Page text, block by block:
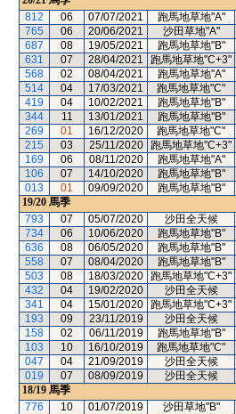
812
06 07/07/2021 跑馬地草地"A"
765
06 20/06/2021 沙田草地"A"
687
08 19/05/2021 跑馬地草地"B"
631
07 28/04/2021 跑馬地草地"C+3"
568
02 08/04/2021 跑馬地草地"A"
514
04 17/03/2021 跑馬地草地"C"
419
04 10/02/2021 跑馬地草地"B"
344
11 13/01/2021 跑馬地草地"B"
269
01 16/12/2020 跑馬地草地"C"
215
03 25/11/2020 跑馬地草地"C+3"
169
06 08/11/2020 跑馬地草地"A"
106
07 14/10/2020 跑馬地草地"B"
013
01 09/09/2020 跑馬地草地"B"
19/20 馬季
793
07 05/07/2020 沙田全天候
734
06 10/06/2020 跑馬地草地"B"
636
08 06/05/2020 跑馬地草地"B"
558
07 08/04/2020 跑馬地草地"B"
503
08 18/03/2020 跑馬地草地"C+3"
432
04 19/02/2020 沙田全天候
341
04 15/01/2020 跑馬地草地"C+3"
193
09 23/11/2019 沙田全天候
158
02 06/11/2019 跑馬地草地"B"
103
10 16/10/2019 跑馬地草地"C"
047
04 21/09/2019 沙田全天候
019
07 08/09/2019 沙田全天候
18/19 馬季
776
10 01/07/2019 沙田草地"B"